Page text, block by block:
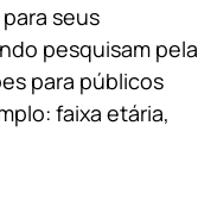
seus
pesquisam pela
para públicos
faixa etária,